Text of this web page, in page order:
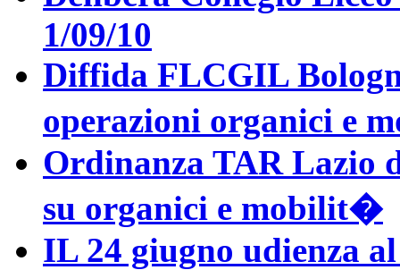
1/09/10
Diffida FLCGIL
operazioni organici e
Ordinanza TAR Lazio
su organici e mobilit�
IL 24 giugno udienza